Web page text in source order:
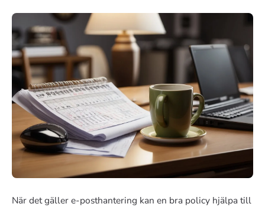
När det gäller e-posthantering kan en bra policy hjälpa till